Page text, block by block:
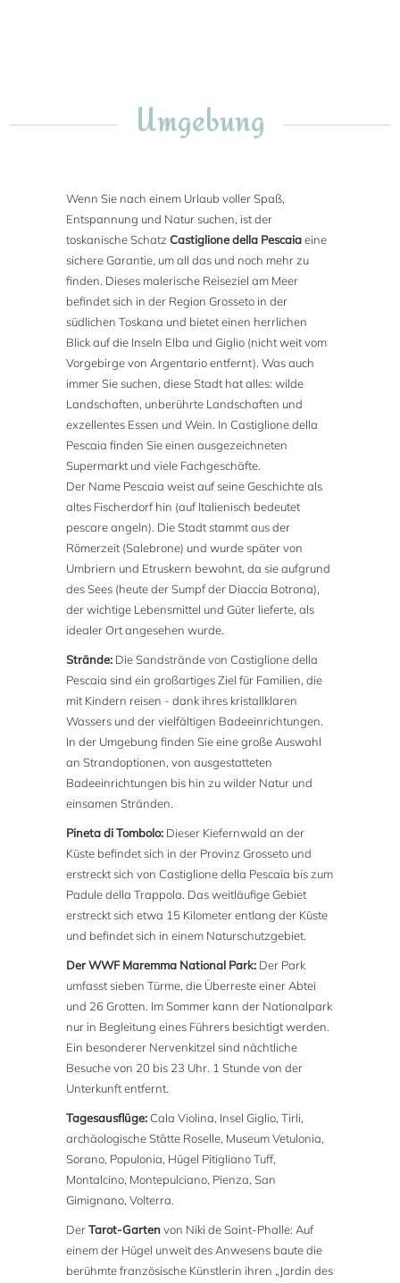
Umgebung
Wenn Sie nach einem Urlaub voller Spaß,
Entspannung und Natur suchen, ist der
toskanische SchatzCastiglione della Pescaiaeine
sichere Garantie, um all das und noch mehr zu
finden. Dieses malerische Reiseziel am Meer
befindet sich in der Region Grosseto in der
südlichen Toskana und bietet einen herrlichen
Blick auf die Inseln Elba und Giglio (nicht weit vom
Vorgebirge von Argentario entfernt). Was auch
immer Sie suchen, diese Stadt hat alles: wilde
Landschaften, unberührte Landschaften und
exzellentes Essen und Wein. In Castiglione della
Pescaia finden Sie einen ausgezeichneten
Supermarkt und viele Fachgeschäfte.
Der Name Pescaia weist auf seine Geschichte als
altes Fischerdorf hin (auf Italienisch bedeutet
pescare angeln). Die Stadt stammt aus der
Römerzeit (Salebrone) und wurde später von
Umbriern und Etruskern bewohnt, da sie aufgrund
des Sees (heute der Sumpf der Diaccia Botrona),
der wichtige Lebensmittel und Güter lieferte, als
idealer Ort angesehen wurde.
Strände: Die Sandstrände von Castiglione della
Pescaia sind ein großartiges Ziel für Familien, die
mit Kindern reisen - dank ihres kristallklaren
Wassers und der vielfältigen Badeeinrichtungen.
In der Umgebung finden Sie eine große Auswahl
an Strandoptionen, von ausgestatteten
Badeeinrichtungen bis hin zu wilder Natur und
einsamen Stränden.
Pineta di Tombolo: Dieser Kiefernwald an der
Küste befindet sich in der Provinz Grosseto und
erstreckt sich von Castiglione della Pescaia bis zum
Padule della Trappola. Das weitläufige Gebiet
erstreckt sich etwa 15 Kilometer entlang der Küste
und befindet sich in einem Naturschutzgebiet.
Der WWF Maremma National Park: Der Park
umfasst sieben Türme, die Überreste einer Abtei
und 26 Grotten. Im Sommer kann der Nationalpark
nur in Begleitung eines Führers besichtigt werden.
Ein besonderer Nervenkitzel sind nächtliche
Besuche von 20 bis 23 Uhr. 1 Stunde von der
Unterkunft entfernt.
Tagesausflüge:Cala Violina, Insel Giglio, Tirli,
archäologische Stätte Roselle, Museum Vetulonia,
Sorano, Populonia, Hügel Pitigliano Tuff,
Montalcino, Montepulciano, Pienza, San
Gimignano, Volterra.
DerTarot-Gartenvon Niki de Saint-Phalle: Auf
einem der Hügel unweit des Anwesens baute die
berühmte französische Künstlerin ihren „Jardin des